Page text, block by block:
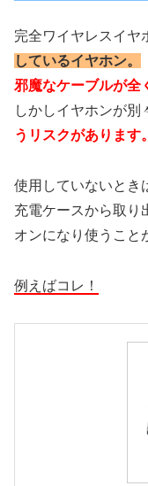
完全ワイヤレスイヤ
しているイヤホン。
邪魔なケーブルが全
しかしイヤホンが別
うリスクがあります。
使用していないとき
充電ケースから取り
オンになり使うこと
例えばコレ！